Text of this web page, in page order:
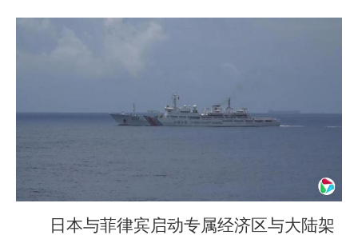
日本与菲律宾启动专属经济区与大陆架